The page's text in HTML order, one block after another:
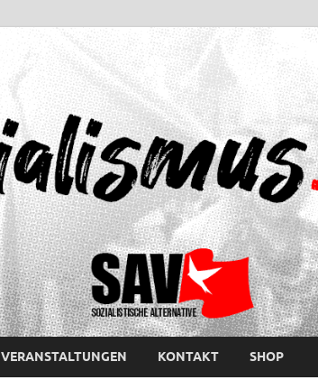
VERANSTALTUNGEN KONTAKT SHOP